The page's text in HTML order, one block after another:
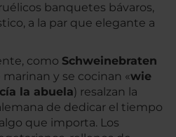
banquetes bávaros,
a la par que elegante a
como Schweinebraten
marinan y se cocinan «wie
la abuela) resalzan la
de dedicar el tiempo
que importa. Los